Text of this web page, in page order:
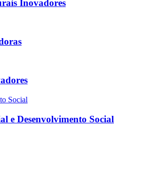
Inovadores
e Desenvolvimento Social